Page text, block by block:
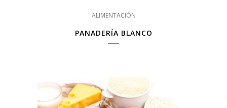
ALIMENTACIÓN
PANADERÍA BLANCO